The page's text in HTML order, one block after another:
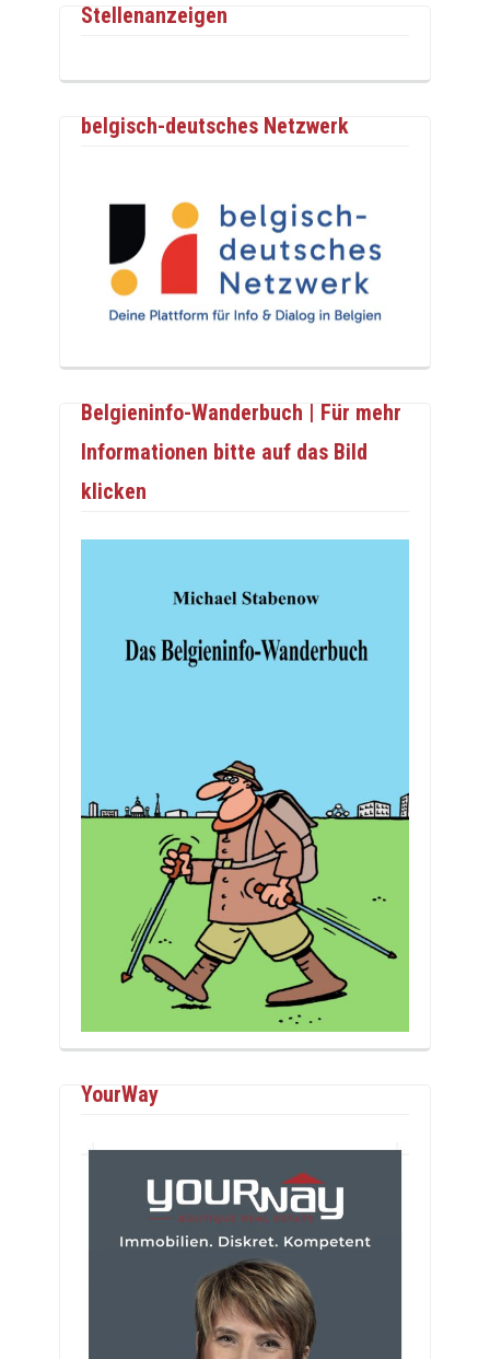
Stellenanzeigen
belgisch-deutsches Netzwerk
Belgieninfo-Wanderbuch | Für mehr
Informationen bitte auf das Bild
klicken
YourWay